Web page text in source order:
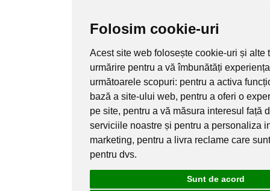
Folosim cookie-uri
Acest site web folosește cookie-uri și alte
urmărire pentru a vă îmbunătăți
următoarele scopuri: pentru a activa
bază a site-ului web, pentru a oferi o
pe site, pentru a vă măsura interesul față
serviciile noastre și pentru a personaliza
marketing, pentru a livra reclame care
pentru dvs.
Sunt de acord